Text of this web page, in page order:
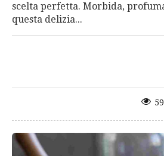
scelta perfetta. Morbida,
questa delizia...